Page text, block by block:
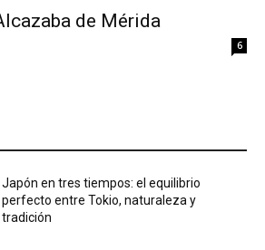
de Mérida
6
Japón en tres tiempos: el equilibrio
perfecto entre Tokio, naturaleza y
tradición